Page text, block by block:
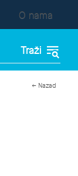
O nama
← Nazad